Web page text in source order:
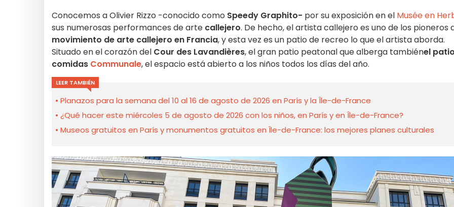
Conocemos a Olivier Rizzo -conocido como Speedy Graphito- por su exposición en el Musée en
sus numerosas performances de arte callejero. De hecho, el artista callejero es uno de los pioneros
movimiento de arte callejero en Francia, y esta vez es un patio de recreo lo que el artista aborda.
Situado en el corazón del Cour des Lavandières, el gran patio peatonal que alberga tambiénel
comidas Communale, el espacio está abierto a los niños todos los días del año.
LEER TAMBIÉN
Planazos para la semana del 10 al 16 de agosto de 2026 en París y la Île-de-France
¿Qué hacer este miércoles 5 de agosto de 2026 con los niños, en París y en Île-de-France?
Museos gratuitos en París y monumentos gratuitos en Île-de-France: los mejores planes culturales